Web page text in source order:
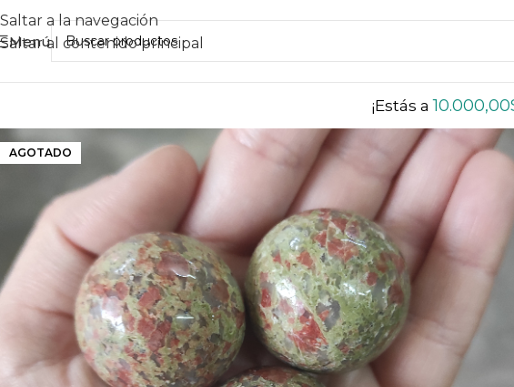
Saltar a la navegación
Saltar al contenido principal
Menú
¡Estás a10.000,00
AGOTADO